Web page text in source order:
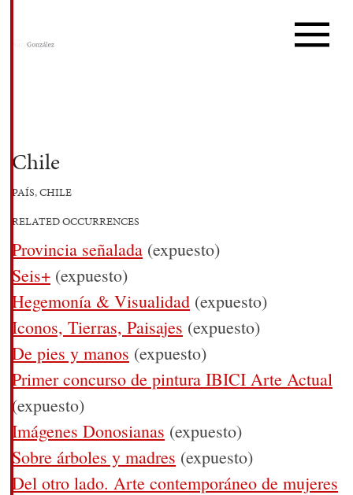
Chile
PAÍS, CHILE
RELATED OCCURRENCES
Provincia señalada (expuesto)
Seis+ (expuesto)
Hegemonía & Visualidad (expuesto)
Iconos, Tierras, Paisajes (expuesto)
De pies y manos (expuesto)
Primer concurso de pintura IBICI Arte Actual
(expuesto)
Imágenes Donosianas (expuesto)
Sobre árboles y madres (expuesto)
Del otro lado. Arte contemporáneo de mujeres